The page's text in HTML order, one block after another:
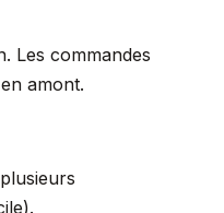
Les commandes
amont.